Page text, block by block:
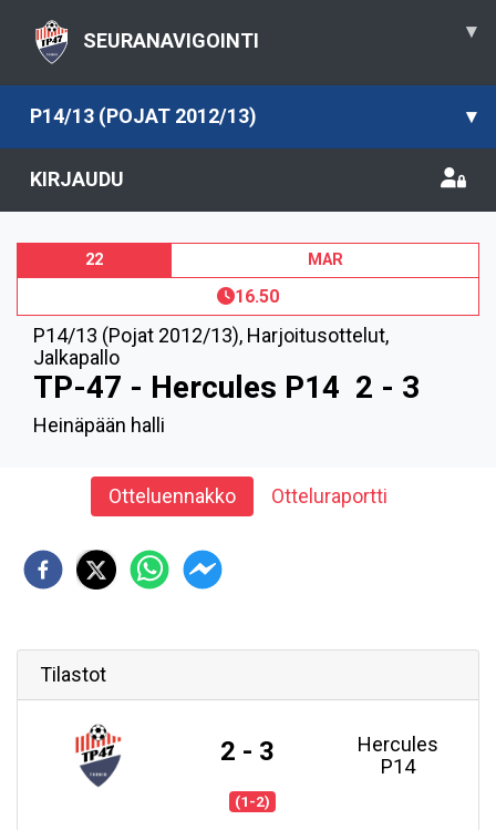
SEURANAVIGOINTI ▾
P14/13 (POJAT 2012/13) ▾
KIRJAUDU
22 MAR
16.50
P14/13 (Pojat 2012/13), Harjoitusottelut,
Jalkapallo
TP-47 - Hercules P14 2 - 3
Heinäpään halli
Otteluennakko Otteluraportti
Tilastot
2 - 3
Hercules
P14
(1-2)